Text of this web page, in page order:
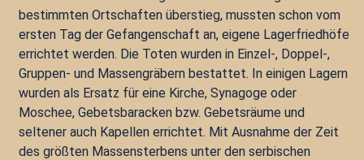
bestimmten Ortschaften überstieg, mussten schon vom
ersten Tag der Gefangenschaft an, eigene Lagerfriedhöfe
errichtet werden. Die Toten wurden in Einzel-, Doppel-,
Gruppen- und Massengräbern bestattet. In einigen Lagern
wurden als Ersatz für eine Kirche, Synagoge oder
Moschee, Gebetsbaracken bzw. Gebetsräume und
seltener auch Kapellen errichtet. Mit Ausnahme der Zeit
des größten Massensterbens unter den serbischen